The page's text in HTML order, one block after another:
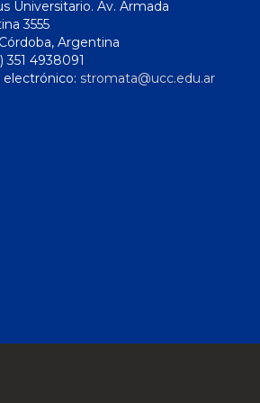
Universitario. Av. Armada
3555
Argentina
351 4938091
electrónico: stromata@ucc.edu.ar